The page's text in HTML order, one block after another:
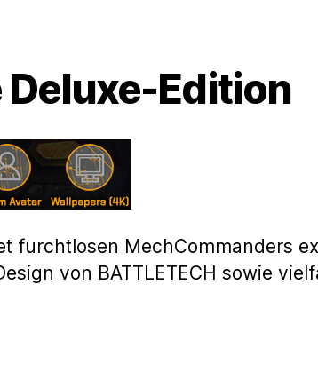
Deluxe-Edition
furchtlosen MechCommanders
von BATTLETECH sowie